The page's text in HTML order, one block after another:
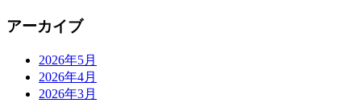
アーカイブ
2026年5月
2026年4月
2026年3月